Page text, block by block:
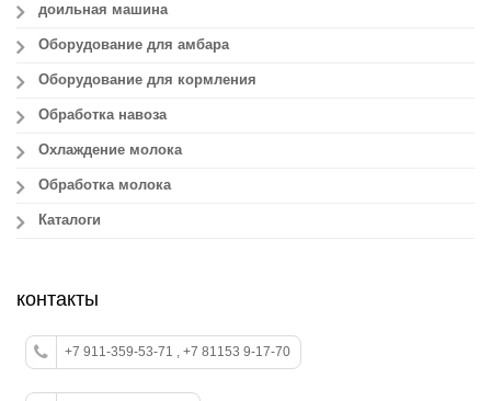
доильная машина
Оборудование для амбара
Оборудование для кормления
Обработка навоза
Охлаждение молока
Обработка молока
Каталоги
контакты
+7 911-359-53-71 , +7 81153 9-17-70